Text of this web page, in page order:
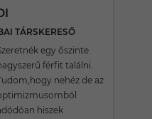
TÁRSKERESŐ
egy őszinte
férfit találni.
nehéz de az
hiszek